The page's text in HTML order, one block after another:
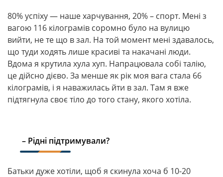
80% успіху — наше харчування, 20% – спорт. Мені з
вагою 116 кілограмів соромно було на вулицю
вийти, не те що в зал. На той момент мені здавалось,
що туди ходять лише красиві та накачані люди.
Вдома я крутила хула хуп. Напрацювала собі талію,
це дійсно дієво. За менше як рік моя вага стала 66
кілограмів, і я наважилась йти в зал. Там я вже
підтягнула своє тіло до того стану, якого хотіла.
– Рідні підтримували?
Батьки дуже хотіли, щоб я скинула хоча б 10-20